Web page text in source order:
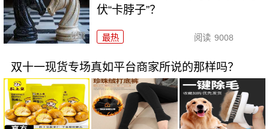
伏“卡脖子”？
最热 阅读 9008
双十一现货专场真如平台商家所说的那样吗？